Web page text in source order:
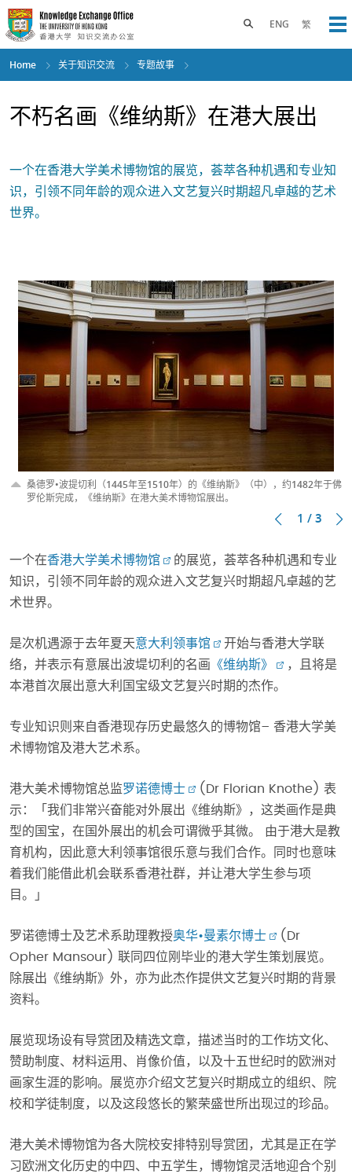
Skip
to
main
content
ENG 繁
Toggle search panel
Home 关于知识交流 专题故事
不朽名画《维纳斯》在港大展出
一个在香港大学美术博物馆的展览，荟萃各种机遇和专业知
识，引领不同年龄的观众进入文艺复兴时期超凡卓越的艺术
世界。
桑德罗•波提切利（1445年至1510年）的《维纳斯》（中），约1482年于佛
罗伦斯完成，《维纳斯》在港大美术博物馆展出。
1 / 3
一个在香港大学美术博物馆
的展览，荟萃各种机遇和专业
知识，引领不同年龄的观众进入文艺复兴时期超凡卓越的艺
术世界。
是次机遇源于去年夏天意大利领事馆
开始与香港大学联
络，并表示有意展出波堤切利的名画 《维纳斯》
，且将是
本港首次展出意大利国宝级文艺复兴时期的杰作。
专业知识则来自香港现存历史最悠久的博物馆– 香港大学美
术博物馆及港大艺术系。
港大美术博物馆总监罗诺德博士
(Dr Florian Knothe) 表
示：「我们非常兴奋能对外展出《维纳斯》，这类画作是典
型的国宝，在国外展出的机会可谓微乎其微。 由于港大是教
育机构，因此意大利领事馆很乐意与我们合作。同时也意味
着我们能借此机会联系香港社群，并让港大学生参与项
目。」
罗诺德博士及艺术系助理教授奥华•曼素尔博士
(Dr
Opher Mansour) 联同四位刚毕业的港大学生策划展览。
除展出《维纳斯》外，亦为此杰作提供文艺复兴时期的背景
资料。
展览现场设有导赏团及精选文章，描述当时的工作坊文化、
赞助制度、材料运用、肖像价值，以及十五世纪时的欧洲对
画家生涯的影响。展览亦介绍文艺复兴时期成立的组织、院
校和学徒制度，以及这段悠长的繁荣盛世所出现过的珍品。
港大美术博物馆为各大院校安排特别导赏团，尤其是正在学
习欧洲文化历史的中四、中五学生，博物馆灵活地迎合个别